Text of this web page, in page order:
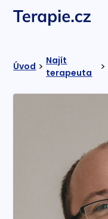
Úvod > Najít
terapeuta
>